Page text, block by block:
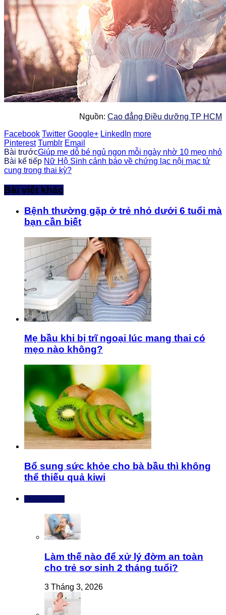
Nguồn: Cao đẳng Điều dưỡng TP HCM
Facebook Twitter Google+ LinkedIn more
Pinterest Tumblr Email
Bài trướcGiúp mẹ dỗ bé ngủ ngon mỗi ngày nhờ 10 mẹo nhỏ
Bài kế tiếp Nữ Hộ Sinh cảnh báo về chứng lạc nội mạc tử
cung trong thai kỳ?
Bài viết khác
Bệnh thường gặp ở trẻ nhỏ dưới 6 tuổi mà
bạn cần biết
Mẹ bầu khi bị trĩ ngoại lúc mang thai có
mẹo nào không?
Bổ sung sức khỏe cho bà bầu thì không
thể thiếu quả kiwi
Làm thế nào để xử lý đờm an toàn
cho trẻ sơ sinh 2 tháng tuổi?
3 Tháng 3, 2026